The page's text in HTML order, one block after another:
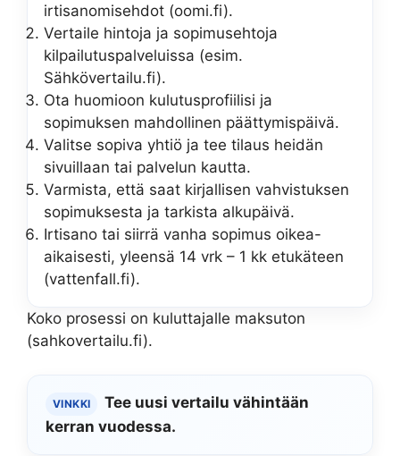
irtisanomisehdot (oomi.fi).
Vertaile hintoja ja sopimusehtoja
kilpailutuspalveluissa (esim.
Sähkövertailu.fi).
Ota huomioon kulutusprofiilisi ja
sopimuksen mahdollinen päättymispäivä.
Valitse sopiva yhtiö ja tee tilaus heidän
sivuillaan tai palvelun kautta.
Varmista, että saat kirjallisen vahvistuksen
sopimuksesta ja tarkista alkupäivä.
Irtisano tai siirrä vanha sopimus oikea-
aikaisesti, yleensä 14 vrk – 1 kk etukäteen
(vattenfall.fi).
Koko prosessi on kuluttajalle maksuton
(sahkovertailu.fi).
VINKKI
Tee uusi vertailu vähintään
kerran vuodessa.